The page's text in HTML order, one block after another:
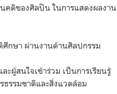
คติของศิลปิน ในการแสดงผลงาน
ศึกษา ผ่านงานด้านศิลปกรรม
ผู้สนใจเข้าร่วม เป็นการเรียนรู้
รรมชาติและสิ่งแวดล้อม